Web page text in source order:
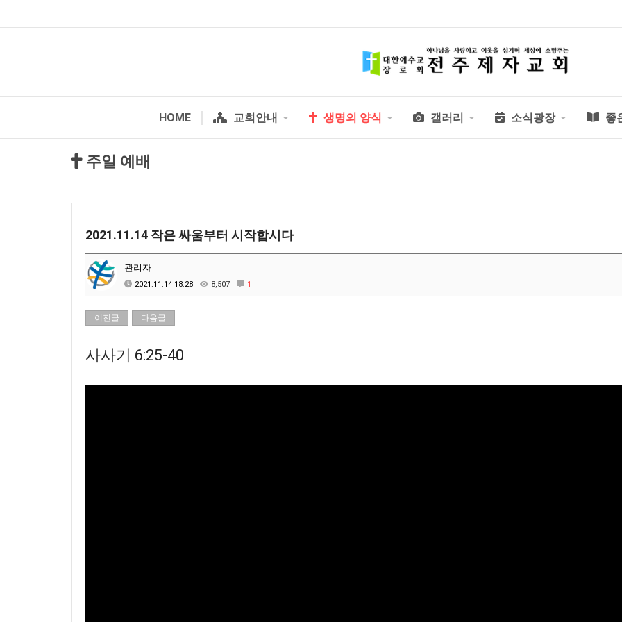
HOME 교회안내 생명의 양식 갤러리 소식광장 좋
주일 예배
2021.11.14 작은 싸움부터 시작합시다
관리자
2021.11.14 18:28 8,507 1
이전글 다음글
사사기 6:25-40